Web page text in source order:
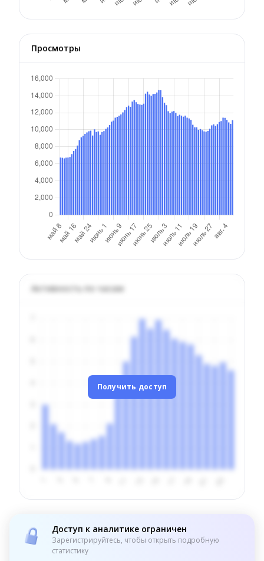
Просмотры
Активность по часам
Получить доступ
Доступ к аналитике ограничен
Зарегистрируйтесь, чтобы открыть подробную
статистику